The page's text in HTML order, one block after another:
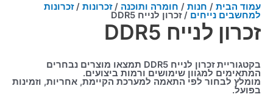
עמוד הבית / חנות / חומרה ותוכנה /זכרונות /זכרונות
למחשבים נייחים / זכרון לנייח DDR5
זכרון לנייח DDR5
בקטגוריית זכרון לנייח DDR5 תמצאו מוצרים נבחרים
המתאימים למגוון שימושים ורמות ביצועים.
מומלץ לבחור לפי התאמה למערכת הקיימת, אחריות, וזמינות
בפועל.